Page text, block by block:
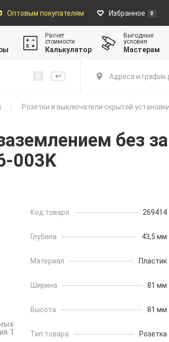
Оптовым покупателям Избранное 0
Расчет
стоимости
Калькулятор
Выгодные
условия
Мастерам
Адреса и график
Розетки и выключатели скрытой установки
без
003K
Код товара 269414
Глубина 43,5 мм
Материал Пластик
Ширина 81 мм
Высота 81 мм
Тип товара Розетка